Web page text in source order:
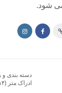
شود.
دسته بندی و
ادراک متر (۱۴)